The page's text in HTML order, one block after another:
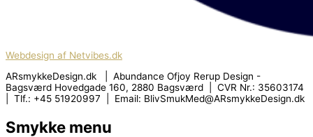
Webdesign af Netvibes.dk
ARsmykkeDesign.dk | Abundance Ofjoy Rerup Design -
Bagsværd Hovedgade 160, 2880 Bagsværd | CVR Nr.: 35603174
| Tlf.: +45 51920997 | Email: BlivSmukMed@ARsmykkeDesign.dk
Smykke menu